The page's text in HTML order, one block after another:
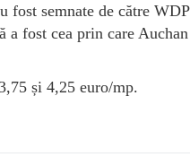
fost semnate de către
fost cea prin care
și 4,25 euro/mp.